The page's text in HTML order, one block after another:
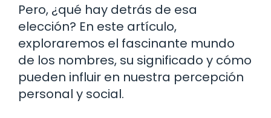
Pero, ¿qué hay detrás de esa
elección? En este artículo,
exploraremos el fascinante mundo
de los nombres, su significado y cómo
pueden influir en nuestra percepción
personal y social.